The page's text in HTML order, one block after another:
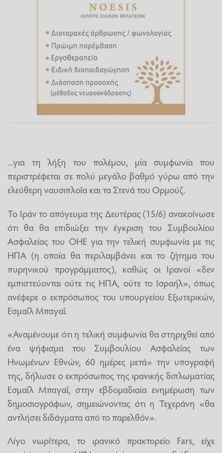
...για τη λήξη του πολέμου, μία συμφωνία που
περιστρέφεται σε πολύ μεγάλο βαθμό γύρω από την
ελεύθερη ναυσιπλοΐα και τα Στενά του Ορμούζ.
Το Ιράν το απόγευμα της Δευτέρας (15/6) ανακοίνωσε
ότι θα θα επιδιώξει την έγκριση του Συμβουλίου
Ασφαλείας του ΟΗΕ για την τελική συμφωνία με τις
ΗΠΑ (η οποία θα περιλαμβάνει και το ζήτημα του
πυρηνικού προγράμματος), καθώς οι Ιρανοί «δεν
εμπιστεύονται ούτε τις ΗΠΑ, ούτε το Ισραήλ», όπως
ανέφερε ο εκπρόσωπος του υπουργείου Εξωτερικών,
Εσμαΐλ Μπαγαΐ.
«Αναμένουμε ότι η τελική συμφωνία θα στηριχθεί από
ένα ψήφισμα του Συμβουλίου Ασφαλείας των
Ηνωμένων Εθνών, 60 ημέρες μετά» την υπογραφή
της, δήλωσε ο εκπρόσωπος της ιρανικής διπλωματίας
Εσμαΐλ Μπαγαΐ, στην εβδομαδιαία ενημέρωση των
δημοσιογράφων, σημειώνοντας ότι η Τεχεράνη «θα
αντλήσει διδάγματα από το παρελθόν».
Λίγο νωρίτερα, το ιρανικό πρακτορείο Fars, είχε